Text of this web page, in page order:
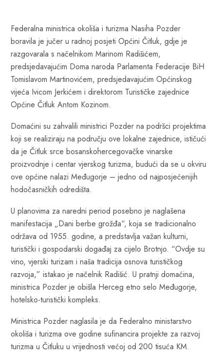
Federalna ministrica okoliša i turizma Nasiha Pozder
boravila je jučer u radnoj posjeti Općini Čitluk, gdje je
razgovarala s načelnikom Marinom Radišićem,
predsjedavajućim Doma naroda Parlamenta Federacije BiH
Tomislavom Martinovićem, predsjedavajućim Općinskog
vijeća Ivicom Jerkićem i direktorom Turističke zajednice
Općine Čitluk Antom Kozinom.
Domaćini su zahvalili ministrici Pozder na podršci projektima
koji se realiziraju na području ove lokalne zajednice, ističući
da je Čitluk srce bosanskohercegovačke vinarske
proizvodnje i centar vjerskog turizma, budući da se u okviru
ove općine nalazi Međugorje – jedno od najposjećenijih
hodočasničkih odredišta.
U planovima za naredni period posebno je naglašena
manifestacija „Dani berbe grožđa“, koja se tradicionalno
održava od 1955. godine, a predstavlja važan kulturni,
turistički i gospodarski događaj za cijelo Brotnjo. “Ovdje su
vino, vjerski turizam i naša tradicija osnova turističkog
razvoja,” istakao je načelnik Radišić. U pratnji domaćina,
ministrica Pozder je obišla Herceg etno selo Međugorje,
hotelsko-turistički kompleks.
Ministrica Pozder naglasila je da Federalno ministarstvo
okoliša i turizma ove godine sufinancira projekte za razvoj
turizma u Čitluku u vrijednosti većoj od 200 tisuća KM.